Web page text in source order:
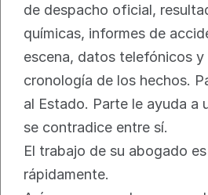
de despacho oficial,
químicas, informes de
escena, datos telefónicos y
cronología de los hechos.
al Estado. Parte le ayuda a
se contradice entre sí.
El trabajo de su abogado
rápidamente.